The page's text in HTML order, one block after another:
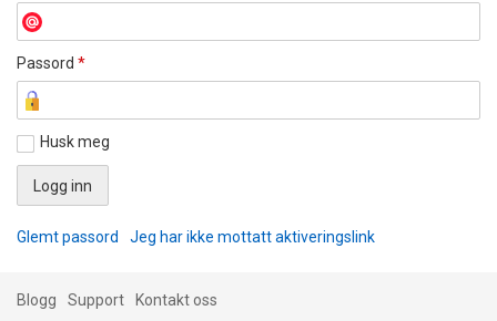
Passord *
Husk meg
Glemt passord Jeg har ikke mottatt aktiveringslink
Blogg Support Kontakt oss